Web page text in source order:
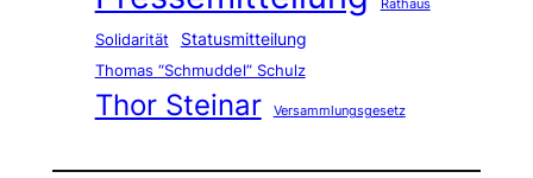
Rathaus
Solidarität Statusmitteilung
Thomas “Schmuddel” Schulz
Thor Steinar Versammlungsgesetz